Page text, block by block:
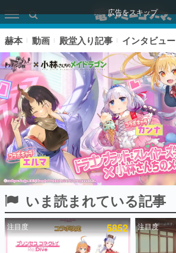
広告をスキップ
ピックアップ
電ファミのいま読まれている記事ランキング
赫本 動画 殿堂入り記事 インタビュー
いま読まれている記事
注目度 5852 注目度